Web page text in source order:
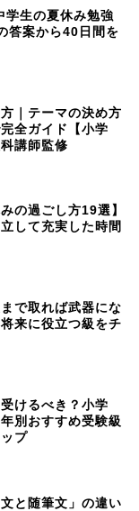
学生の夏休み勉強
案から40日間を
｜テーマの決め方
全ガイド【小学
講師監修
の過ごし方19選】
して充実した時間
で取れば武器にな
来に役立つ級をチ
けるべき？小学
別おすすめ受験級
プ
文と随筆文」の違い